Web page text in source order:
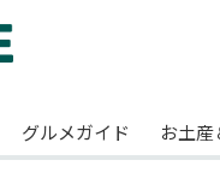
グルメガイド お土